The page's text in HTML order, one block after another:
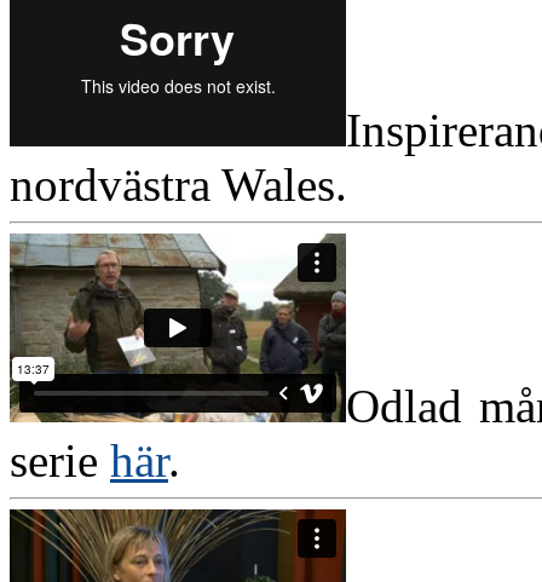
nordvästra Wales.
Odlad
serie här.